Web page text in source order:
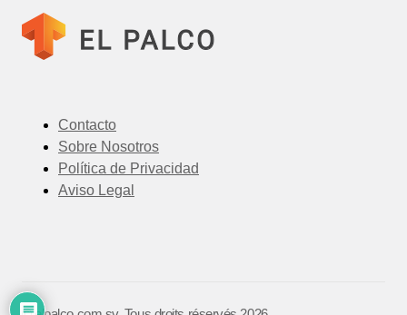
Contacto
Sobre Nosotros
Política de Privacidad
Aviso Legal